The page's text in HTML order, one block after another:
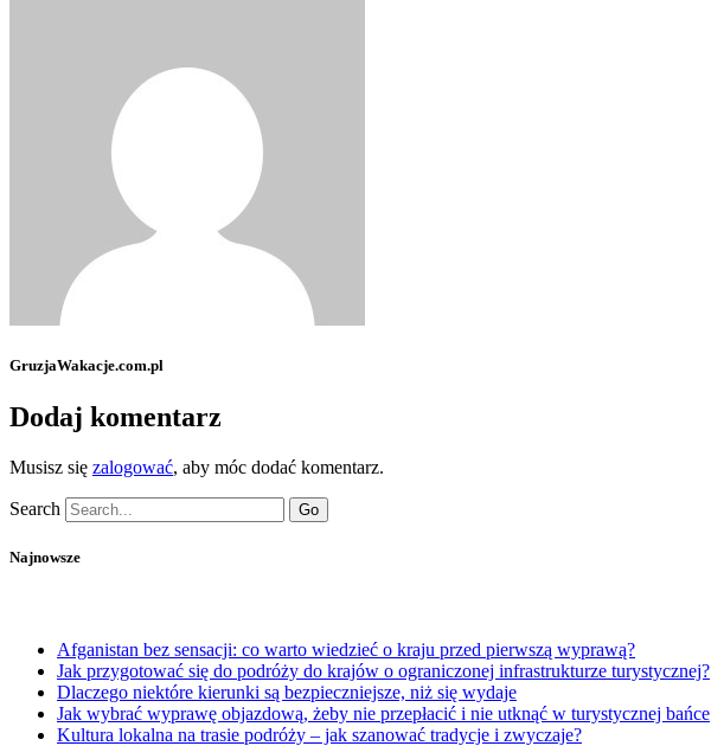
GruzjaWakacje.com.pl
Dodaj komentarz
Musisz się zalogować, aby móc dodać komentarz.
Search Go
Najnowsze
Afganistan bez sensacji: co warto wiedzieć o kraju przed pierwszą wyprawą?
Jak przygotować się do podróży do krajów o ograniczonej infrastrukturze turystycznej?
Dlaczego niektóre kierunki są bezpieczniejsze, niż się wydaje
Jak wybrać wyprawę objazdową, żeby nie przepłacić i nie utknąć w turystycznej bańce
Kultura lokalna na trasie podróży – jak szanować tradycje i zwyczaje?